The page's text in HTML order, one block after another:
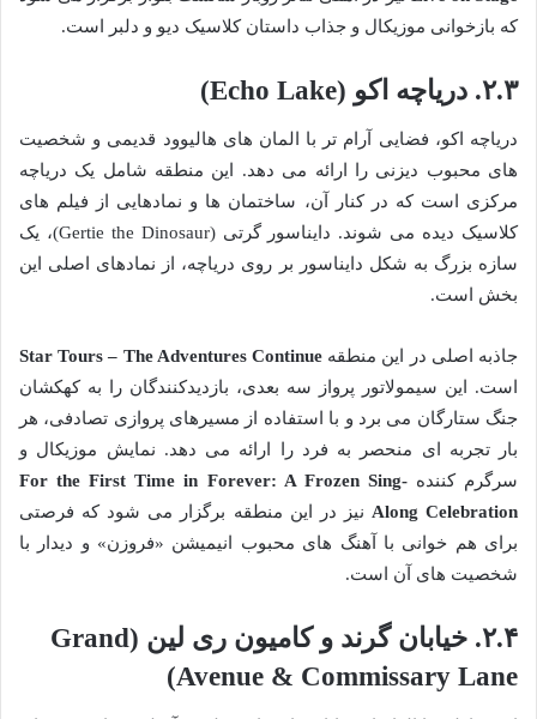
که بازخوانی موزیکال و جذاب داستان کلاسیک دیو و دلبر است.
۲.۳. دریاچه اکو (Echo Lake)
دریاچه اکو، فضایی آرام تر با المان های هالیوود قدیمی و شخصیت
های محبوب دیزنی را ارائه می دهد. این منطقه شامل یک دریاچه
مرکزی است که در کنار آن، ساختمان ها و نمادهایی از فیلم های
کلاسیک دیده می شوند. دایناسور گرتی (Gertie the Dinosaur)، یک
سازه بزرگ به شکل دایناسور بر روی دریاچه، از نمادهای اصلی این
بخش است.
جاذبه اصلی در این منطقه Star Tours – The Adventures Continue
است. این سیمولاتور پرواز سه بعدی، بازدیدکنندگان را به کهکشان
جنگ ستارگان می برد و با استفاده از مسیرهای پروازی تصادفی، هر
بار تجربه ای منحصر به فرد را ارائه می دهد. نمایش موزیکال و
سرگرم کنندهFor the First Time in Forever: A Frozen Sing-
Along Celebration نیز در این منطقه برگزار می شود که فرصتی
برای هم خوانی با آهنگ های محبوب انیمیشن «فروزن» و دیدار با
شخصیت های آن است.
۲.۴. خیابان گرند و کامیون ری لین (Grand
Avenue & Commissary Lane)